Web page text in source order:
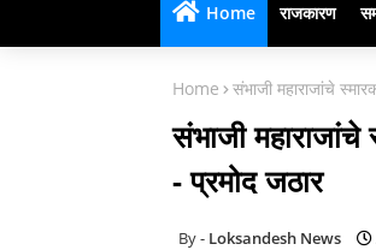
Home राजकारण
Home संभाजी महाराजांचे
संभाजी
- प्रमोद जठार
Loksandesh News